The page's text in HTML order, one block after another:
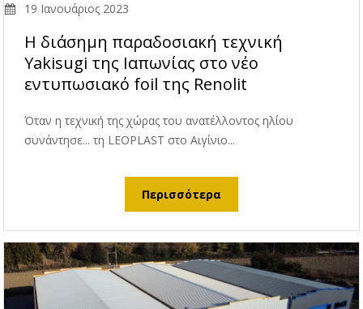
19 Ιανουάριος 2023
Η διάσημη παραδοσιακή τεχνική
Yakisugi της Ιαπωνίας στο νέο
εντυπωσιακό foil της Renolit
Όταν η τεχνική της χώρας του ανατέλλοντος ηλίου
συνάντησε... τη LEOPLAST στο Αιγίνιο...
Περισσότερα